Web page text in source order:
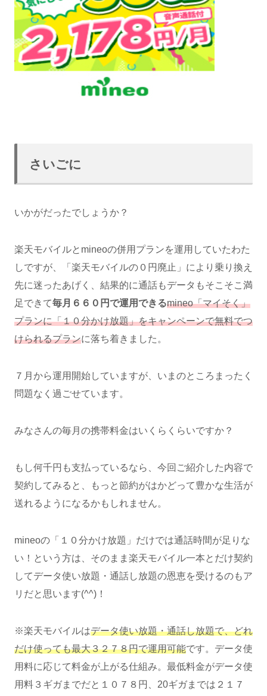
さいごに
いかがだったでしょうか？
楽天モバイルとmineoの併用プランを運用していたわた
しですが、「楽天モバイルの０円廃止」により乗り換え
先に迷ったあげく、結果的に通話もデータもそこそこ満
足できて毎月６６０円で運用できるmineo「マイそく」
プランに「１０分かけ放題」をキャンペーンで無料でつ
けられるプランに落ち着きました。
７月から運用開始していますが、いまのところまったく
問題なく過ごせています。
みなさんの毎月の携帯料金はいくらくらいですか？
もし何千円も支払っているなら、今回ご紹介した内容で
契約してみると、もっと節約がはかどって豊かな生活が
送れるようになるかもしれません。
mineoの「１０分かけ放題」だけでは通話時間が足りな
い！という方は、そのまま楽天モバイル一本とだけ契約
してデータ使い放題・通話し放題の恩恵を受けるのもア
リだと思います(^^)！
※楽天モバイルはデータ使い放題・通話し放題で、どれ
だけ使っても最大３２７８円で運用可能です。データ使
用料に応じて料金が上がる仕組み。最低料金がデータ使
用料３ギガまでだと１０７８円、20ギガまでは２１７